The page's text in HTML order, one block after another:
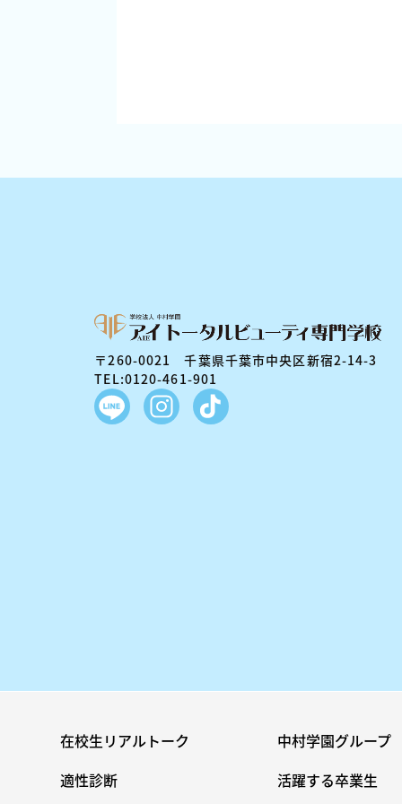
〒260-0021 千葉県千葉市中央区新宿2-14-3
TEL:0120-461-901
在校生リアルトーク
適性診断
中村学園グループ
活躍する卒業生